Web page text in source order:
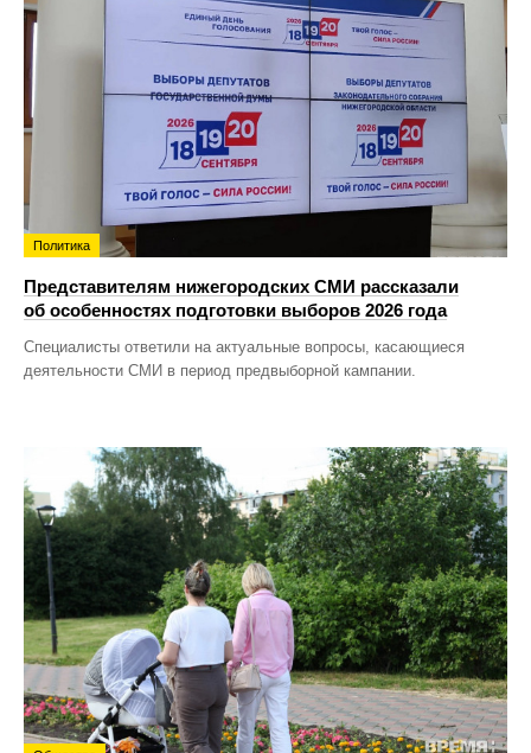
Политика
Представителям нижегородских СМИ рассказали
об особенностях подготовки выборов 2026 года
Специалисты ответили на актуальные вопросы, касающиеся
деятельности СМИ в период предвыборной кампании.